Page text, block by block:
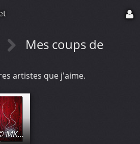
Mes coups de
artistes que j'aime.
© MK Lepolsk Matuszewski